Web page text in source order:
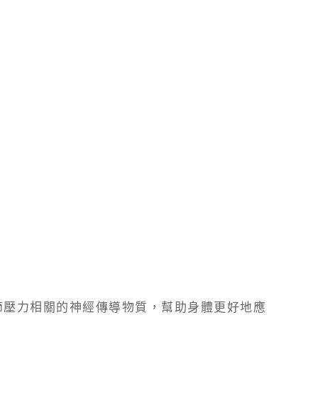
力相關的神經傳導物質，幫助身體更好地應